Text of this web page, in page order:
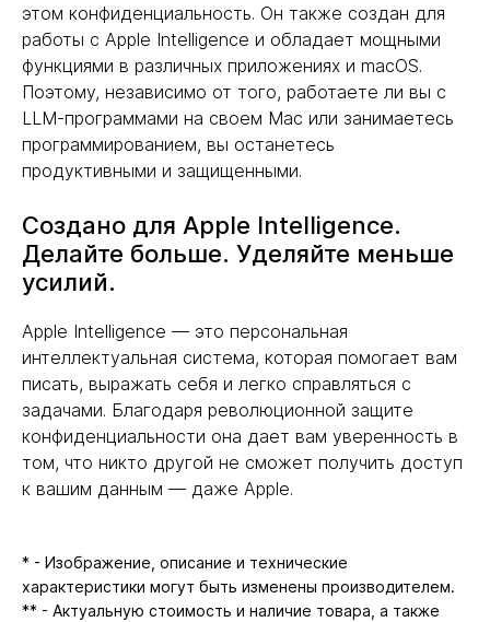
этом конфиденциальность. Он также создан для
работы с Apple Intelligence и обладает мощными
функциями в различных приложениях и macOS.
Поэтому, независимо от того, работаете ли вы с
LLM-программами на своем Mac или занимаетесь
программированием, вы останетесь
продуктивными и защищенными.
Создано для Apple Intelligence.
Делайте больше. Уделяйте меньше
усилий.
Apple Intelligence — это персональная
интеллектуальная система, которая помогает вам
писать, выражать себя и легко справляться с
задачами. Благодаря революционной защите
конфиденциальности она дает вам уверенность в
том, что никто другой не сможет получить доступ
к вашим данным — даже Apple.
* - Изображение, описание и технические
характеристики могут быть изменены производителем.
** - Актуальную стоимость и наличие товара, а также